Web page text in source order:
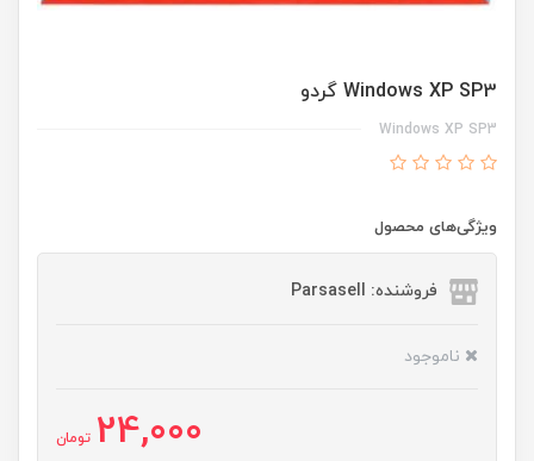
Windows XP SP3 گردو
Windows XP SP3
ویژگی‌های محصول
فروشنده: Parsasell
ناموجود
24,000 تومان